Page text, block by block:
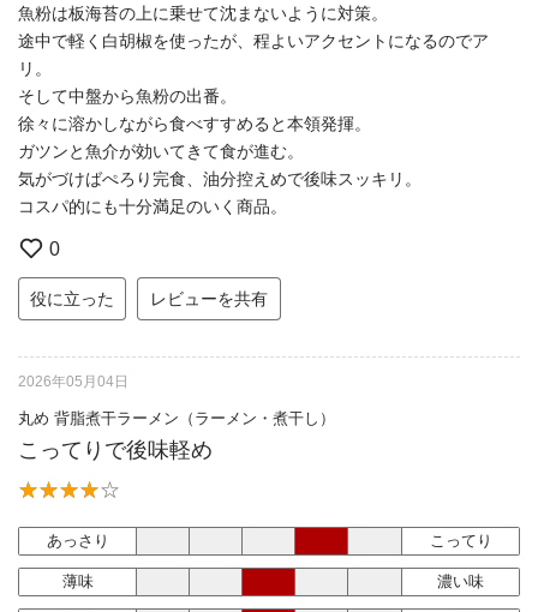
魚粉は板海苔の上に乗せて沈まないように対策。
途中で軽く白胡椒を使ったが、程よいアクセントになるのでア
リ。
そして中盤から魚粉の出番。
徐々に溶かしながら食べすすめると本領発揮。
ガツンと魚介が効いてきて食が進む。
気がづけばぺろり完食、油分控えめで後味スッキリ。
コスパ的にも十分満足のいく商品。
0
役に立った レビューを共有
2026年05月04日
丸め 背脂煮干ラーメン（ラーメン・煮干し）
こってりで後味軽め
あっさり こってり
薄味 濃い味